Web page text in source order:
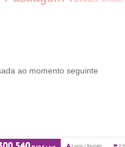
ao momento seguinte